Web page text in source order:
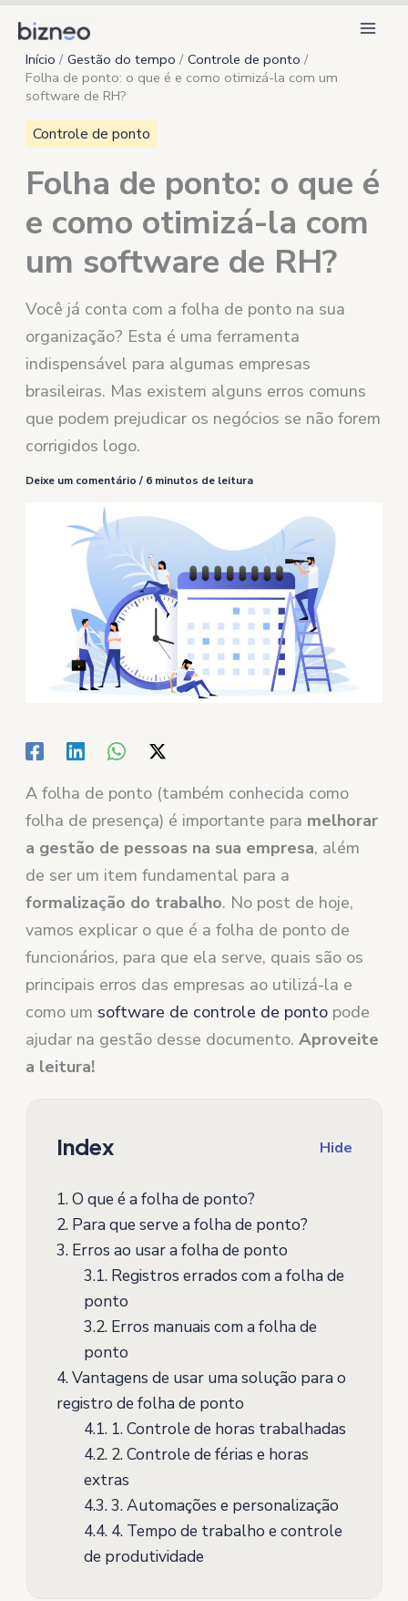
para
conteúdo
Início Gestão do tempo
Controle de ponto
Folha de ponto: o que é e como otimizá-la com um
software de RH?
Controle de ponto
Folha de ponto: o que é
e como otimizá-la com
um software de RH?
Você já conta com a folha de ponto na sua
organização? Esta é uma ferramenta
indispensável para algumas empresas
brasileiras. Mas existem alguns erros comuns
que podem prejudicar os negócios se não forem
corrigidos logo.
Deixe um comentário / 6 minutos de leitura
A folha de ponto (também conhecida como
folha de presença) é importante para melhorar
a gestão de pessoas na sua empresa, além
de ser um item fundamental para a
formalização do trabalho. No post de hoje,
vamos explicar o que é a folha de ponto de
funcionários, para que ela serve, quais são os
principais erros das empresas ao utilizá-la e
como um software de controle de ponto pode
ajudar na gestão desse documento.Aproveite
a leitura!
Index Hide
1.O que é a folha de ponto?
2.Para que serve a folha de ponto?
3.Erros ao usar a folha de ponto
3.1.Registros errados com a folha de
ponto
3.2.Erros manuais com a folha de
ponto
4.Vantagens de usar uma solução para o
registro de folha de ponto
4.1.1. Controle de horas trabalhadas
4.2.2. Controle de férias e horas
extras
4.3.3. Automações e personalização
4.4.4. Tempo de trabalho e controle
de produtividade